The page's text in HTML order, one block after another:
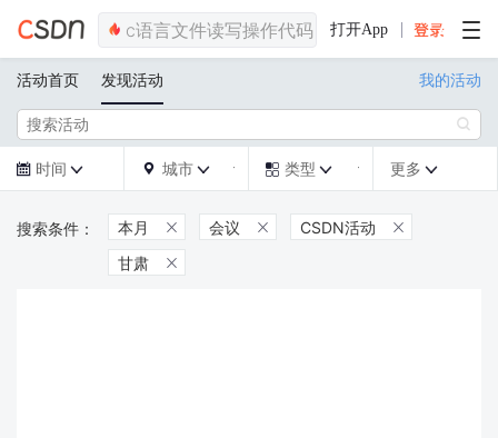
打开App
活动首页 发现活动 我的活动

 时间   城市   类型  更多 
本月  会议  CSDN活动 
甘肃 